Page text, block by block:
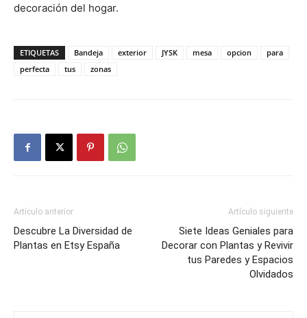
decoración del hogar.
ETIQUETAS Bandeja exterior JYSK mesa opcion
para
perfecta
tus zonas
Artículo anterior
Descubre La Diversidad de
Plantas en Etsy España
Artículo siguiente
Siete Ideas Geniales para
Decorar con Plantas y Revivir
tus Paredes y Espacios
Olvidados